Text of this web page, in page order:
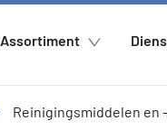
Assortiment
Reinigingsmiddelen en